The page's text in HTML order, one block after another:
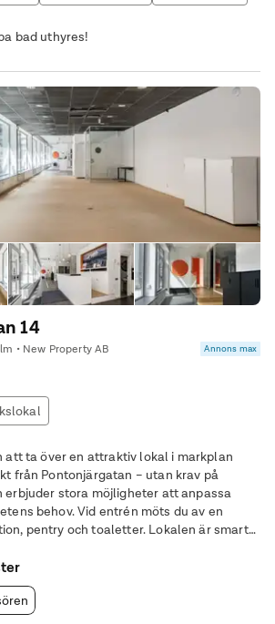
bad uthyres!
14
• New Property AB Annons max
att ta över en attraktiv lokal i markplan
från Pontonjärgatan – utan krav på
erbjuder stora möjligheter att anpassa
entrén möts du av en
pentry och toaletter. Lokalen är smart
öppen yta åt höger och
åt vänster. Genomgående stora